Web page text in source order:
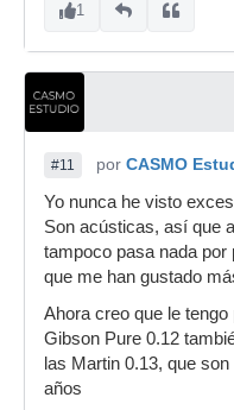
1
#11 por CASMO
Yo nunca he visto
Son acústicas, así que
tampoco pasa nada por
que me han gustado
Ahora creo que le
Gibson Pure 0.12
las Martin 0.13, que
años